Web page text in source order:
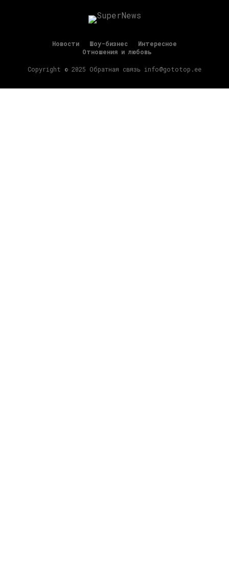
Новости Шоу-бизнес
Интересное
Отношения и любовь
Copyright © 2025 Обратная связь info@gototop.ee